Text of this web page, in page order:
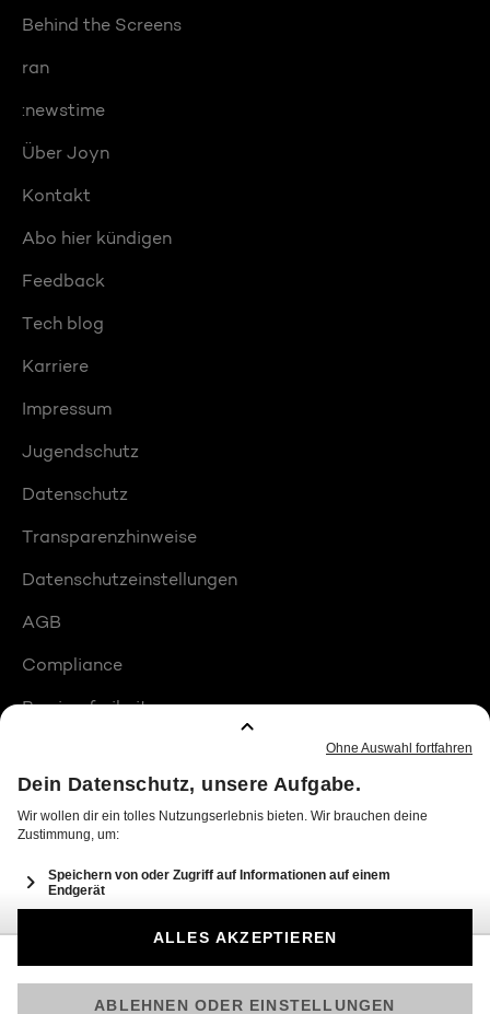
Behind the Screens
ran
:newstime
Über Joyn
Kontakt
Abo hier kündigen
Feedback
Tech blog
Karriere
Impressum
Jugendschutz
Datenschutz
Transparenzhinweise
Datenschutzeinstellungen
AGB
Compliance
Barrierefreiheit